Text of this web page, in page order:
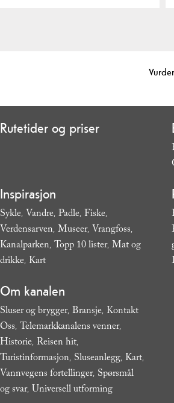
Rutetider og priser
Inspirasjon
Sykle, Vandre, Padle, Fiske,
Verdensarven, Museer, Vrangfoss,
Kanalparken, Topp 10 lister, Mat og
drikke, Kart,
Om kanalen
Sluser og brygger, Bransje, Kontakt
Oss, Telemarkkanalens venner,
Historie, Reisen hit,
Turistinformasjon, Sluseanlegg, Kart,
Vannvegens fortellinger, Spørsmål
og svar, Universell utforming,